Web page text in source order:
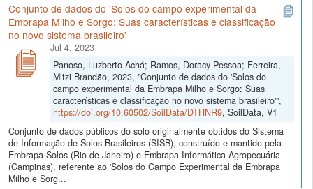
Conjunto de dados do 'Solos do campo experimental da
Embrapa Milho e Sorgo: Suas características e classificação
no novo sistema brasileiro'
Jul 4, 2023
Panoso, Luzberto Achá; Ramos, Doracy Pessoa; Ferreira,
Mitzi Brandão, 2023, "Conjunto de dados do 'Solos do
campo experimental da Embrapa Milho e Sorgo: Suas
características e classificação no novo sistema brasileiro'",
https://doi.org/10.60502/SoilData/DTHNR9, SoilData, V1
Conjunto de dados públicos do solo originalmente obtidos do Sistema
de Informação de Solos Brasileiros (SISB), construído e mantido pela
Embrapa Solos (Rio de Janeiro) e Embrapa Informática Agropecuária
(Campinas), referente ao 'Solos do Campo Experimental da Embrapa
Milho e Sorg...